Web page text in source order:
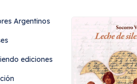
Argentinos
ediciones